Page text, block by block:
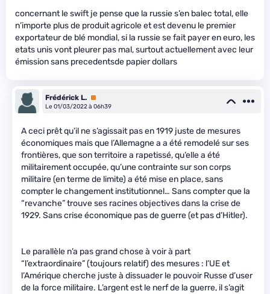
concernant le swift je pense que la russie s’en balec total, elle
n’importe plus de produit agricole et est devenu le premier
exportateur de blé mondial, si la russie se fait payer en euro, les
etats unis vont pleurer pas mal, surtout actuellement avec leur
émission sans precedentsde papier dollars
Frédérick L. Premium
Le 01/03/2022 à 06h39
A ceci prêt qu’il ne s’agissait pas en 1919 juste de mesures
économiques mais que l’Allemagne a a été remodelé sur ses
frontières, que son territoire a rapetissé, qu’elle a été
militairement occupée, qu’une contrainte sur son corps
militaire (en terme de limite) a été mise en place, sans
compter le changement institutionnel… Sans compter que la
“revanche” trouve ses racines objectives dans la crise de
1929. Sans crise économique pas de guerre (et pas d’Hitler).
Le parallèle n’a pas grand chose à voir à part
“l’extraordinaire” (toujours relatif) des mesures : l’UE et
l’Amérique cherche juste à dissuader le pouvoir Russe d’user
de la force militaire. L’argent est le nerf de la guerre, il s’agit